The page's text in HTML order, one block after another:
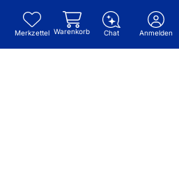
Merkzettel Warenkorb Chat Anmelden